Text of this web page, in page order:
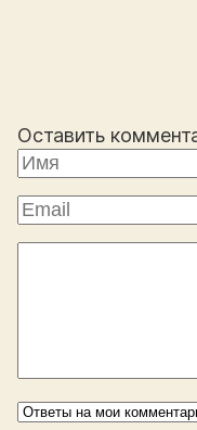
Оставить